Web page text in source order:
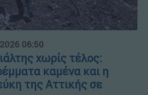
06:50
χωρίς τέλος:
καμένα και η
της Αττικής σε